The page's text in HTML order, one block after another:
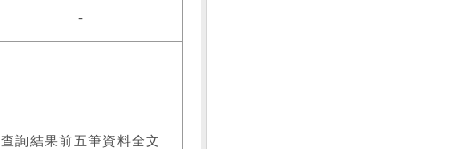
-
查詢結果前五筆資料全文